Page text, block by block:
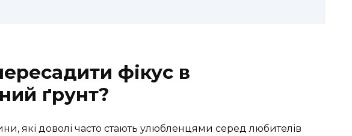
фікус в
ґрунт?
які доволі часто стають улюбленцями серед любителів